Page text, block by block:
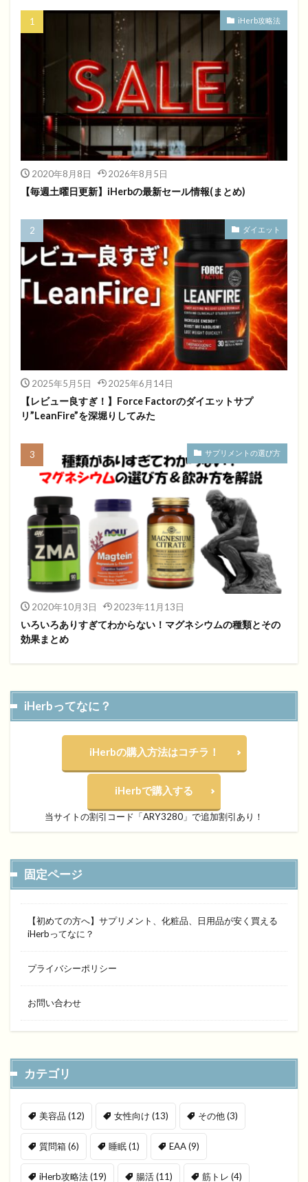
iHerb攻略法
2020年8月8日 2026年8月5日
【毎週土曜日更新】iHerbの最新セール情報(まとめ)
ダイエット
2025年5月5日 2025年6月14日
【レビュー良すぎ！】Force Factorのダイエットサプ
リ”LeanFire”を深堀りしてみた
サプリメントの選び方
2020年10月3日 2023年11月13日
いろいろありすぎてわからない！マグネシウムの種類とその
効果まとめ
iHerbってなに？
iHerbの購入方法はコチラ！
iHerbで購入する
当サイトの割引コード「ARY3280」で追加割引あり！
固定ページ
【初めての方へ】サプリメント、化粧品、日用品が安く買える
iHerbってなに？
プライバシーポリシー
お問い合わせ
カテゴリ
美容品 (12) 女性向け (13) その他(3)
質問箱(6) 睡眠(1) EAA(9)
iHerb攻略法(19) 腸活(11) 筋トレ (4)